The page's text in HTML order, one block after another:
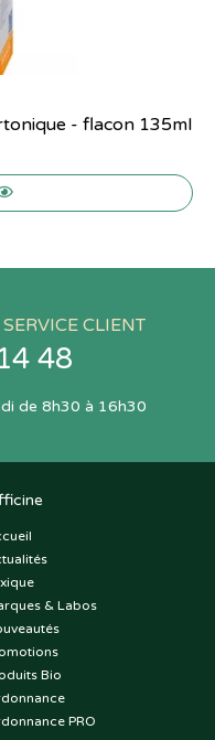
- flacon 135ml
CLIENT
48
de 8h30 à 16h30
& Labos
Bio
PRO